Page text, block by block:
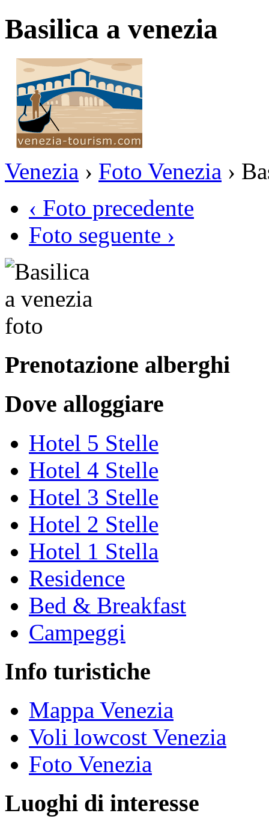
Basilica a venezia
Venezia › Foto Venezia ›
‹ Foto precedente
Foto seguente ›
Prenotazione alberghi
Dove alloggiare
Hotel 5 Stelle
Hotel 4 Stelle
Hotel 3 Stelle
Hotel 2 Stelle
Hotel 1 Stella
Residence
Bed & Breakfast
Campeggi
Info turistiche
Mappa Venezia
Voli lowcost Venezia
Foto Venezia
Luoghi di interesse